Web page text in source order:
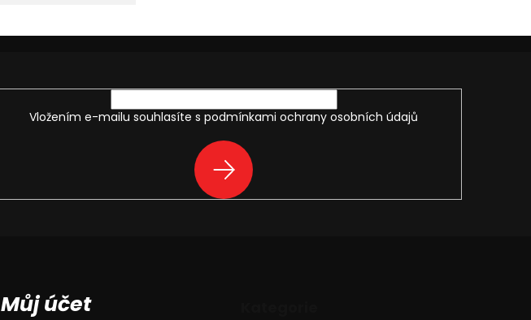
Vložením e-mailu souhlasíte s podmínkami ochrany osobních údajů
PŘIHLÁSIT
SE
Můj účet